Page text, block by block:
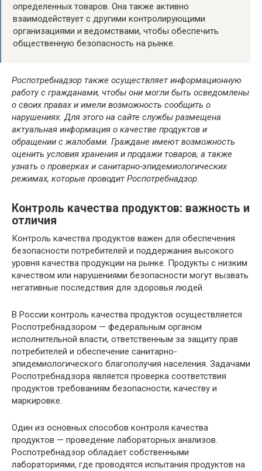
определенных товаров. Она также активно
взаимодействует с другими контролирующими
организациями и ведомствами, чтобы обеспечить
общественную безопасность на рынке.
Роспотребнадзор также осуществляет информационную
работу с гражданами, чтобы они могли быть осведомлены
о своих правах и имели возможность сообщить о
нарушениях. Для этого на сайте службы размещена
актуальная информация о качестве продуктов и
обращении с жалобами. Граждане имеют возможность
оценить условия хранения и продажи товаров, а также
узнать о проверках и санитарно-эпидемиологических
режимах, которые проводит Роспотребнадзор.
Контроль качества продуктов: важность и
отличия
Контроль качества продуктов важен для обеспечения
безопасности потребителей и поддержания высокого
уровня качества продукции на рынке. Продукты с низким
качеством или нарушениями безопасности могут вызвать
негативные последствия для здоровья людей.
В России контроль качества продуктов осуществляется
Роспотребнадзором — федеральным органом
исполнительной власти, ответственным за защиту прав
потребителей и обеспечение санитарно-
эпидемиологического благополучия населения. Задачами
Роспотребнадзора является проверка соответствия
продуктов требованиям безопасности, качеству и
маркировке.
Один из основных способов контроля качества
продуктов — проведение лабораторных анализов.
Роспотребнадзор обладает собственными
лабораториями, где проводятся испытания продуктов на